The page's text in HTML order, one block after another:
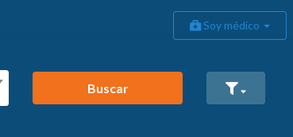
Soy médico
Buscar